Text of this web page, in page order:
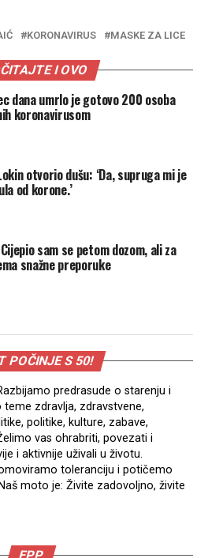
KORONAVIRUS MASKE ZA LICE
I OVO
dana umrlo je gotovo 200 osoba
koronavirusom
otvorio dušu: ‘Da, supruga mi je
od korone.’
sam se petom dozom, ali za
snažne preporuke
POČINJE S 50!
predrasude o starenju i
zdravlja, zdravstvene,
politike, kulture, zabave,
vas ohrabriti, povezati i
i aktivnije uživali u životu.
toleranciju i potičemo
moto je: Živite zadovoljno, živite